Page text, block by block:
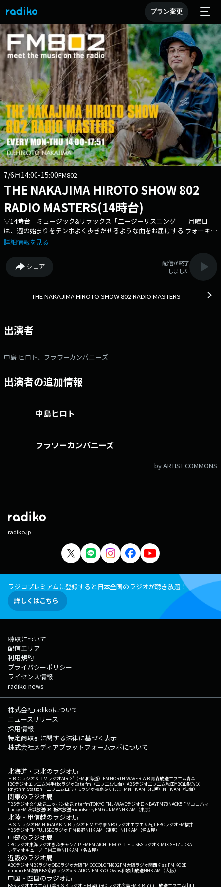
プラン変更
7/6月14:00-15:00FM802
THE NAKAJIMA HIROTO SHOW 802
RADIO MASTERS(14時台)
▽14時台 ミュージック&リラックス「二ージーリスニング」 月曜日
は、週の始まりをテンポよく歩きだせるような曲をお届けする'ウォーキン
グ・二ージー'！ ▽16時台 「I Like it(アイラキ)」月曜日は、映
張っている、そんなあなたのメッセージとリクエストを大募集！ 餃子の
王将 Share the passion ステッカー & お食事券のプレゼントもありま
す！ あなたの好きな餃子の王将のメニューも一緒に送ってください。
ニーズがスタジオ生出演！ リクエスト・メッセージの受付は、
ントは「@fm802_pr」 ⇒facebookページはコチラ
詳細情報を見る
シェア
配信が終了
しました
THE NAKAJIMA HIROTO SHOW 802 RADIO MASTERS
出演者
中島 ヒロト、フラワーカンパニーズ
出演者の追加情報
中島ヒロト
フラワーカンパニーズ
by ARTIST COMMONS
radiko.jp
ラジコプレミアムに登録すると日本全国のラジオが聴き放題！
詳しくはこちら
聴取について
配信エリア
利用規約
プライバシーポリシー
ライセンス情報
radiko news
株式会社radikoについて
ニュースリリース
採用情報
特定商取引に関する法律に基づく表示
株式会社メディアプラットフォームラボについて
北海道・東北のラジオ局
ＨＢＣラジオＳＴＶラジオAIR-G'（FM北海道） FM NORTH WAVEＲＡＢ青森放送エフエム青森
IBCラジオエフエム岩手tbcラジオDate fm（エフエム仙台） ABSラジオエフエム秋田YBC山形放送
Rhythm Station エフエム山形RFCラジオ福島ふくしまFMNHK AM（札幌） NHK AM（仙台）
関東のラジオ局
TBSラジオ文化放送ニッポン放送interfmTOKYO FMJ-WAVEラジオ日本BAYFM78NACK5 ＦＭヨコハマ
LuckyFM 茨城放送CRT栃木放送RadioBerryFM GUNMANHK AM（東京）
北陸・甲信越のラジオ局
ＢＳＮラジオFM NIIGATAＫＮＢラジオ ＦＭとやまMROラジオエフエム石川FBCラジオFM福井
YBSラジオFM FUJISBCラジオ ＦＭ長野NHK AM（東京） NHK AM（名古屋）
中部のラジオ局
CBCラジオ東海ラジオぎふチャンZIP-FMFM AICHI ＦＭ ＧＩＦＵ SBSラジオK-MIX SHIZUOKA
レディオキューブ ＦＭ三重NHK AM（名古屋）
近畿のラジオ局
ABCラジオMBSラジオOBCラジオ大阪FM COCOLOFM802FM大阪ラジオ関西Kiss FM KOBE
e-radio FM滋賀KBS京都ラジオα-STATION FM KYOTOwbs和歌山放送NHK AM（大阪）
中国・四国のラジオ局
BSSラジオエフエム山陰ＲＳＫラジオ ＦＭ岡山RCCラジオ広島FM ＫＲＹ山口放送エフエム山口